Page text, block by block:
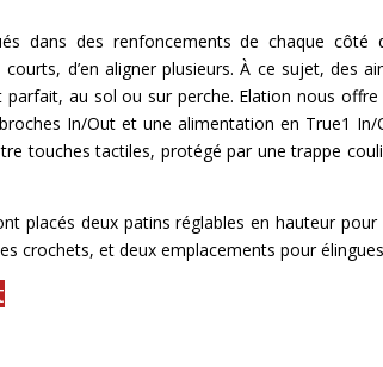
dans des renfoncements de chaque
d’en aligner plusieurs. À ce sujet, des
parfait, au sol ou sur perche. Elation nous
In/Out et une alimentation en True1
touches tactiles, protégé par une trappe
placés deux patins réglables en hauteur
crochets, et deux emplacements pour